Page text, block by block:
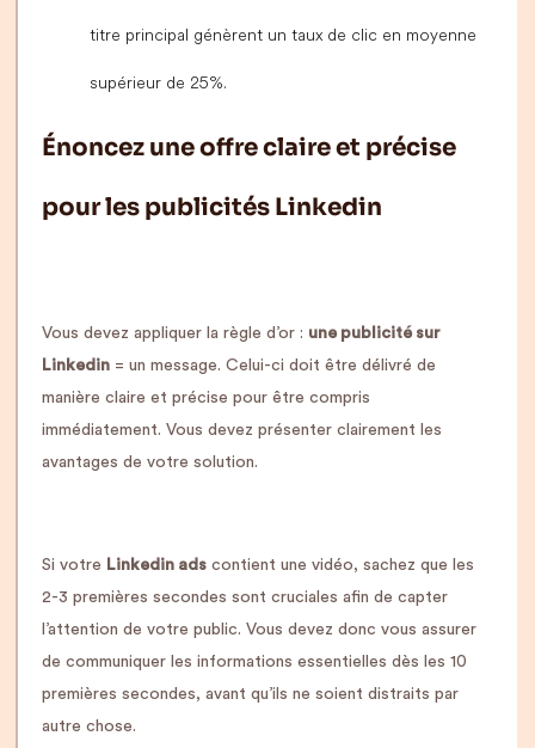
titre principal génèrent un taux de clic en moyenne
supérieur de 25%.
Énoncez une offre claire et précise
pour les publicités Linkedin
Vous devez appliquer la règle d’or : une publicité sur
Linkedin = un message. Celui-ci doit être délivré de
manière claire et précise pour être compris
immédiatement. Vous devez présenter clairement les
avantages de votre solution.
Si votre Linkedin ads contient une vidéo, sachez que les
2-3 premières secondes sont cruciales afin de capter
l’attention de votre public. Vous devez donc vous assurer
de communiquer les informations essentielles dès les 10
premières secondes, avant qu’ils ne soient distraits par
autre chose.